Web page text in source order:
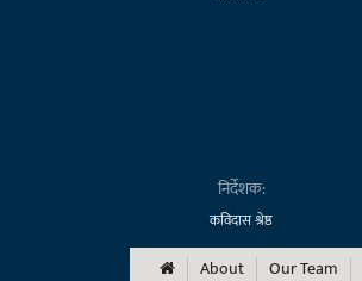
निर्देशक:
कविदास श्रेष्ठ
About Our Team